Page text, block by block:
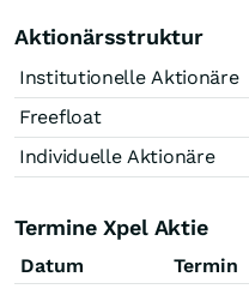
Aktionärsstruktur
Institutionelle Aktionäre
Freefloat
Individuelle Aktionäre
Termine Xpel Aktie
Datum
Termin